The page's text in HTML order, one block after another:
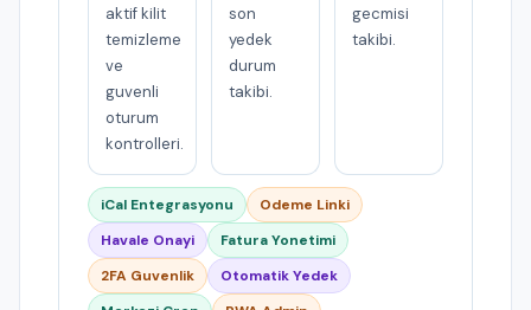
aktif kilit
temizleme
ve
guvenli
oturum
kontrolleri.
son
yedek
durum
takibi.
gecmisi
takibi.
iCal Entegrasyonu
Odeme Linki
Havale Onayi
Fatura Yonetimi
2FA Guvenlik
Otomatik Yedek